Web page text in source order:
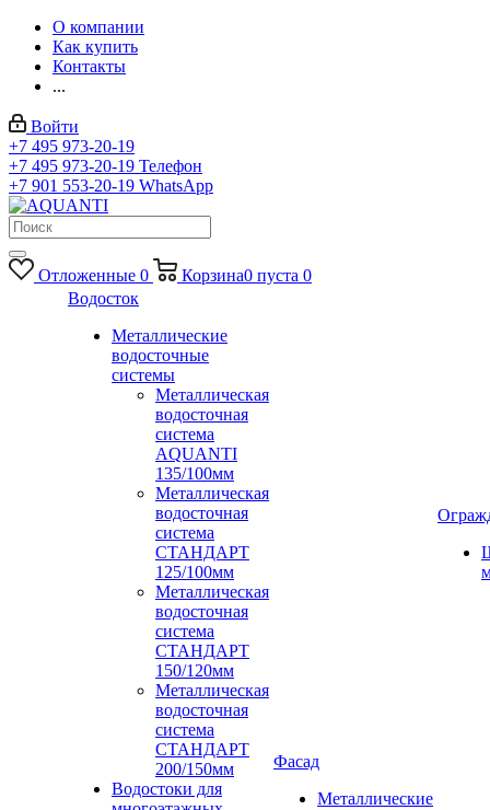
О компании
Как купить
Контакты
...
Войти
+7 495 973-20-19
+7 495 973-20-19 Телефон
+7 901 553-20-19 WhatsApp
Отложенные 0 Корзина0 пуста 0
Водосток
Металлические
водосточные
системы
Металлическая
водосточная
система
AQUANTI
135/100мм
Металлическая
водосточная
система
СТАНДАРТ
125/100мм
Металлическая
водосточная
система
СТАНДАРТ
150/120мм
Металлическая
водосточная
система
СТАНДАРТ
200/150мм
Водостоки для
Фасад
Металлические